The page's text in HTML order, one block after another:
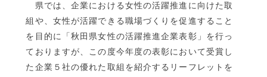
県では、企業における女性の活躍推進に向けた取
組や、女性が活躍できる職場づくりを促進すること
を目的に「秋田県女性の活躍推進企業表彰」を行っ
ておりますが、この度今年度の表彰において受賞し
た企業５社の優れた取組を紹介するリーフレットを